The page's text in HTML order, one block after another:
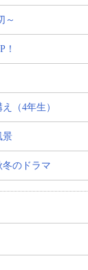
～
！
（4年生）
景
のドラマ